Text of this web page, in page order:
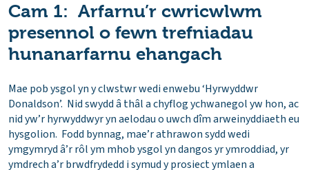
Cam 1: Arfarnu’r cwricwlwm
presennol o fewn trefniadau
hunanarfarnu ehangach
Mae pob ysgol yn y clwstwr wedi enwebu ‘Hyrwyddwr
Donaldson’. Nid swydd â thâl a chyflog ychwanegol yw hon, ac
nid yw’r hyrwyddwyr yn aelodau o uwch dîm arweinyddiaeth eu
hysgolion. Fodd bynnag, mae’r athrawon sydd wedi
ymgymryd â’r rôl ym mhob ysgol yn dangos yr ymroddiad, yr
ymdrech a’r brwdfrydedd i symud y prosiect ymlaen a